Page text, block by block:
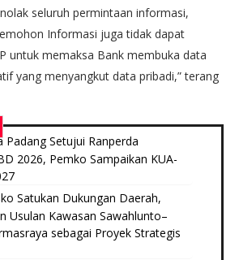
seluruh permintaan informasi,
Informasi juga tidak dapat
untuk memaksa Bank membuka data
yang menyangkut data pribadi,” terang
Padang Setujui Ranperda
2026, Pemko Sampaikan KUA-
Satukan Dukungan Daerah,
Usulan Kawasan Sawahlunto–
sebagai Proyek Strategis